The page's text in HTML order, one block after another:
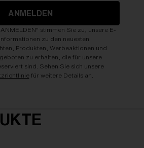
ANMELDEN
stimmen Sie zu, unsere E-
zu den neuesten
Produkten, Werbeaktionen und
zu erhalten, die für unsere
sind. Sehen Sie sich unsere
für weitere Details an.